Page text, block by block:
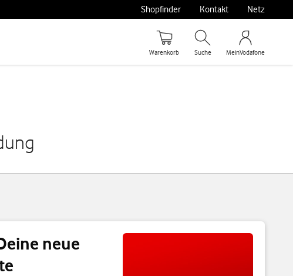
Shopfinder Kontakt Netz
Warenkorb Suche MeinVodafone
neue